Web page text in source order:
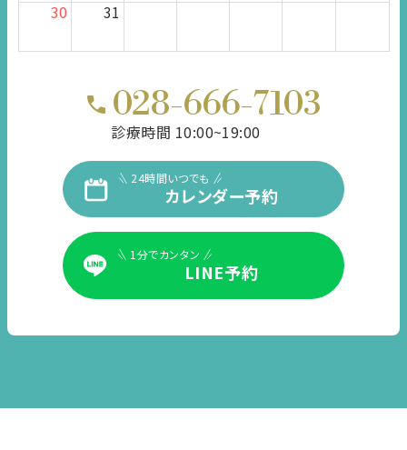
30 31
028-666-7103
診療時間 10:00~19:00
24時間いつでも
カレンダー予約
1分でカンタン
LINE予約